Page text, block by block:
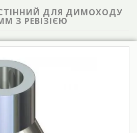
ДЛЯ ДИМОХОДУ
З РЕВІЗІЄЮ